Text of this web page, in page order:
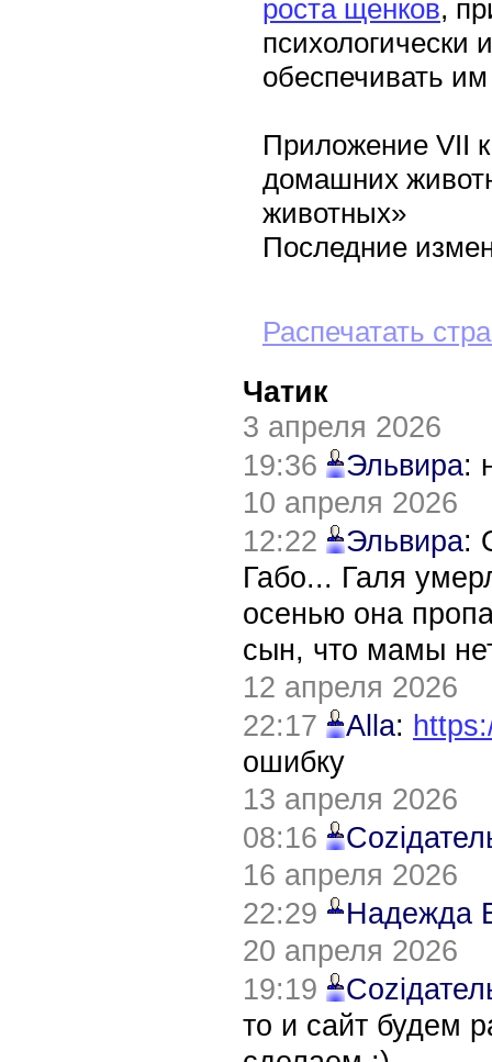
роста щенков,
психологически
обеспечивать
Приложение VII
домашних
животных»
Последние
Распечатать
Чатик
3 апреля 2026
19:36
Эльвира:
10 апреля 2026
12:22
Эльвира:
Габо... Галя
осенью она
сын, что мамы
12 апреля 2026
22:17
Alla:
ошибку
13 апреля 2026
08:16
16 апреля 2026
22:29
Надежда
20 апреля 2026
19:19
то и сайт будем